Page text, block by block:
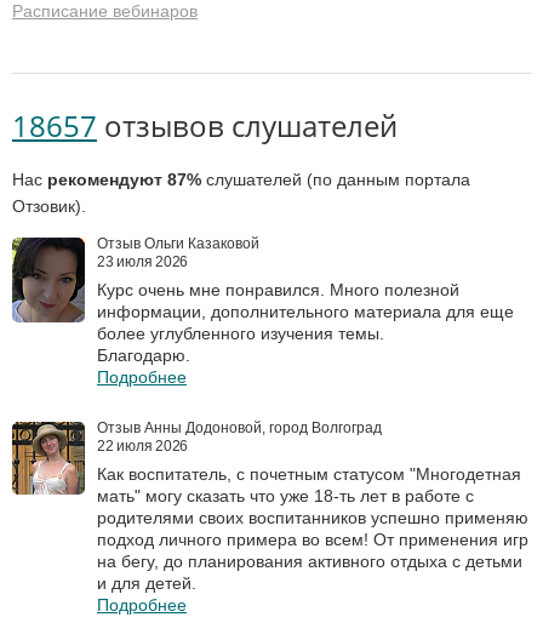
Расписание вебинаров
18657 отзывов слушателей
Нас рекомендуют 87% слушателей (по данным портала
Отзовик).
Отзыв Ольги Казаковой
23 июля 2026
Курс очень мне понравился. Много полезной
информации, дополнительного материала для еще
более углубленного изучения темы.
Благодарю.
Подробнее
Отзыв Анны Додоновой, город Волгоград
22 июля 2026
Как воспитатель, с почетным статусом "Многодетная
мать" могу сказать что уже 18-ть лет в работе с
родителями своих воспитанников успешно применяю
подход личного примера во всем! От применения игр
на бегу, до планирования активного отдыха с детьми
и для детей.
Подробнее